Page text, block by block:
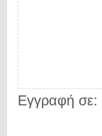
Εγγραφή σε: